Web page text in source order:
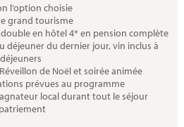
l’option choisie
grand tourisme
en hôtel 4* en pension complète
déjeuner du dernier jour, vin inclus à
de Noël et soirée animée
prévues au programme
local durant tout le séjour